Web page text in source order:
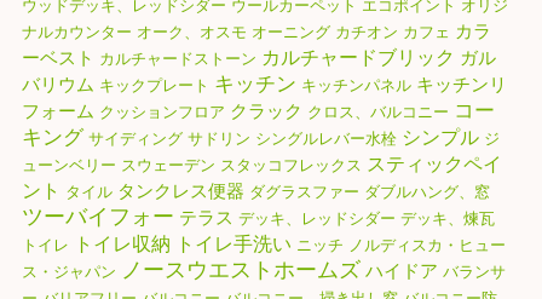
ナルカウンター オーク、オスモ オーニング カチオン カフェ カラ
ーベスト カルチャードストーン カルチャードブリック ガル
バリウム キックプレート キッチン キッチンパネル キッチンリ
フォーム クッションフロア クラック クロス、バルコニー コー
キング サイディング サドリン シングルレバー水栓 シンプル ジ
ューンベリー スウェーデン スタッコフレックス スティックペイ
ント タイル タンクレス便器 ダグラスファー ダブルハング、窓
ツーバイフォー テラス デッキ、レッドシダー デッキ、煉瓦
トイレ トイレ収納 トイレ手洗い ニッチ ノルディスカ・ヒュー
ス・ジャパン ノースウエストホームズハイドア バランサ